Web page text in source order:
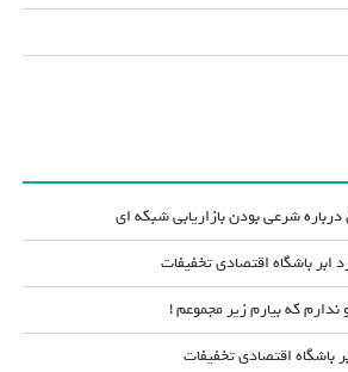
درباره شرعی بودن بازاریابی شبکه ای
ابر باشگاه اقتصادی تخفیفات
که بیارم زیر مجموعم !
باشگاه اقتصادی تخفیفات